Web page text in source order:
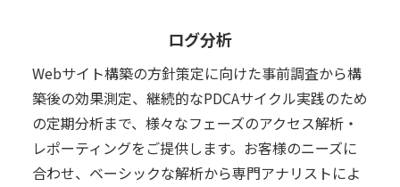
ログ分析
Webサイト構築の方針策定に向けた事前調査から構
築後の効果測定、継続的なPDCAサイクル実践のため
の定期分析まで、様々なフェーズのアクセス解析・
レポーティングをご提供します。お客様のニーズに
合わせ、ベーシックな解析から専門アナリストによ